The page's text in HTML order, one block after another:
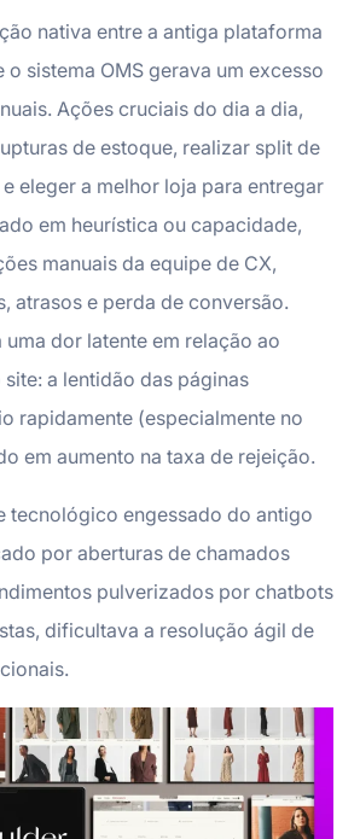
nativa entre a antiga plataforma
sistema OMS gerava um excesso
Ações cruciais do dia a dia,
de estoque, realizar split de
eleger a melhor loja para entregar
em heurística ou capacidade,
manuais da equipe de CX,
atrasos e perda de conversão.
uma dor latente em relação ao
a lentidão das páginas
rapidamente (especialmente no
em aumento na taxa de rejeição.
tecnológico engessado do antigo
por aberturas de chamados
pulverizados por chatbots
dificultava a resolução ágil de